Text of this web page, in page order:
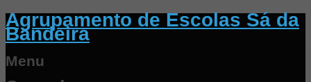
Agrupamento de Escolas Sá da
Bandeira
Menu